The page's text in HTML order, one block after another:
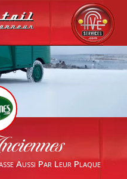
Aussi Par Leur Plaque